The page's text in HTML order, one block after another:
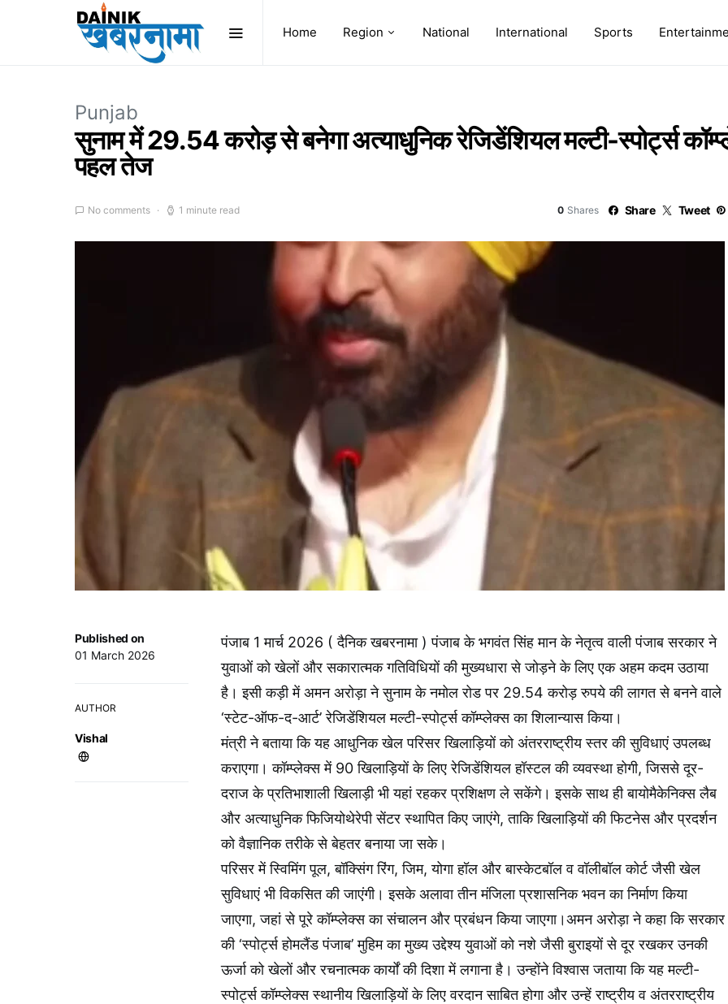
Home Region National International Sports
Punjab
सुनाम में 29.54 करोड़ से बनेगा अत्याधुनिक रेजिडेंशियल मल्टी-स्पोर्ट्स
पहल तेज
No comments 1 minute read 0 Shares Share Tweet
Published on
01 March 2026
AUTHOR
Vishal
पंजाब 1 मार्च 2026 ( दैनिक खबरनामा ) पंजाब के भगवंत सिंह मान के नेतृत्व वाली पंजाब सरकार ने
युवाओं को खेलों और सकारात्मक गतिविधियों की मुख्यधारा से जोड़ने के लिए एक अहम कदम उठाया
है। इसी कड़ी में अमन अरोड़ा ने सुनाम के नमोल रोड पर 29.54 करोड़ रुपये की लागत से बनने वाले
‘स्टेट-ऑफ-द-आर्ट’ रेजिडेंशियल मल्टी-स्पोर्ट्स कॉम्प्लेक्स का शिलान्यास किया।
मंत्री ने बताया कि यह आधुनिक खेल परिसर खिलाड़ियों को अंतरराष्ट्रीय स्तर की सुविधाएं उपलब्ध
कराएगा। कॉम्प्लेक्स में 90 खिलाड़ियों के लिए रेजिडेंशियल हॉस्टल की व्यवस्था होगी, जिससे दूर-
दराज के प्रतिभाशाली खिलाड़ी भी यहां रहकर प्रशिक्षण ले सकेंगे। इसके साथ ही बायोमैकेनिक्स लैब
और अत्याधुनिक फिजियोथेरेपी सेंटर स्थापित किए जाएंगे, ताकि खिलाड़ियों की फिटनेस और प्रदर्शन
को वैज्ञानिक तरीके से बेहतर बनाया जा सके।
परिसर में स्विमिंग पूल, बॉक्सिंग रिंग, जिम, योगा हॉल और बास्केटबॉल व वॉलीबॉल कोर्ट जैसी खेल
सुविधाएं भी विकसित की जाएंगी। इसके अलावा तीन मंजिला प्रशासनिक भवन का निर्माण किया
जाएगा, जहां से पूरे कॉम्प्लेक्स का संचालन और प्रबंधन किया जाएगा।अमन अरोड़ा ने कहा कि सरकार
की ‘स्पोर्ट्स होमलैंड पंजाब’ मुहिम का मुख्य उद्देश्य युवाओं को नशे जैसी बुराइयों से दूर रखकर उनकी
ऊर्जा को खेलों और रचनात्मक कार्यों की दिशा में लगाना है। उन्होंने विश्वास जताया कि यह मल्टी-
स्पोर्ट्स कॉम्प्लेक्स स्थानीय खिलाड़ियों के लिए वरदान साबित होगा और उन्हें राष्ट्रीय व अंतरराष्ट्रीय